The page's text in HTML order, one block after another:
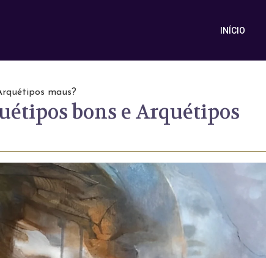
INÍCIO
maus?
bons e Arquétipos